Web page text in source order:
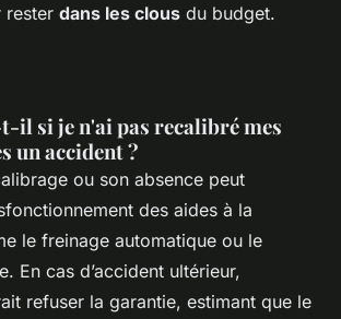
rester dans les clous du budget.
t-il si je n'ai pas recalibré mes
un accident ?
ou son absence peut
des aides à la
le freinage automatique ou le
En cas d’accident ultérieur,
refuser la garantie, estimant que le